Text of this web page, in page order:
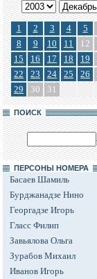
1 2 3 4 5
8
9 10 11 12
15
16 17 18 19
22
23 24 25 26
29
30 31
ПОИСК
ПЕРСОНЫ НОМЕРА
Басаев Шамиль
Бурджанадзе Нино
Георгадзе Игорь
Гласс Филип
Завьялова Ольга
Зурабов Михаил
Иванов Игорь